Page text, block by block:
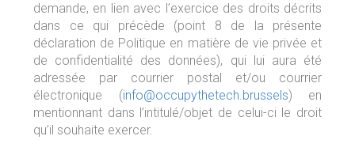
demande, en lien avec l’exercice des droits décrits
dans ce qui précède (point 8 de la présente
déclaration de Politique en matière de vie privée et
de confidentialité des données), qui lui aura été
adressée par courrier postal et/ou courrier
électronique (info@occupythetech.brussels) en
mentionnant dans l’intitulé/objet de celui-ci le droit
qu’il souhaite exercer.